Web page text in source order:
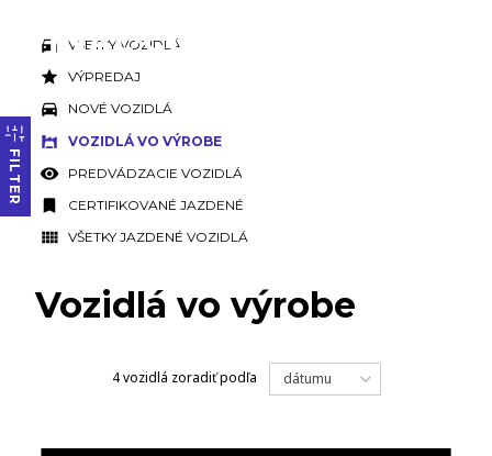
FILTER
VŠETKY VOZIDLÁ
VÝPREDAJ
NOVÉ VOZIDLÁ
VOZIDLÁ VO VÝROBE
PREDVÁDZACIE VOZIDLÁ
CERTIFIKOVANÉ JAZDENÉ
VŠETKY JAZDENÉ VOZIDLÁ
Vozidlá vo výrobe
4 vozidlá zoradiť podľa dátumu